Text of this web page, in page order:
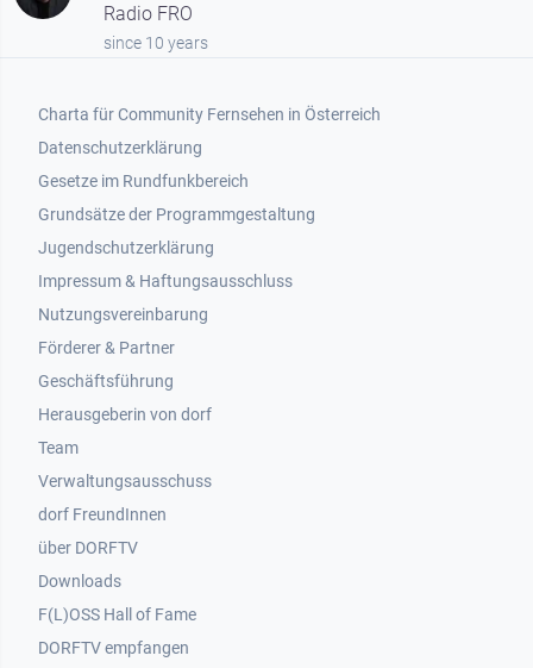
Radio FRO
since 10 years
Footer 1
Charta für Community Fernsehen in Österreich
Datenschutzerklärung
Gesetze im Rundfunkbereich
Grundsätze der Programmgestaltung
Jugendschutzerklärung
Impressum & Haftungsausschluss
Nutzungsvereinbarung
Footer 2
Förderer & Partner
Geschäftsführung
Herausgeberin von dorf
Team
Verwaltungsausschuss
dorf FreundInnen
Footer 3
über DORFTV
Downloads
F(L)OSS Hall of Fame
Footer 4
DORFTV empfangen